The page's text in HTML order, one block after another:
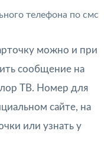
телефона по смс
можно и при
сообщение на
ТВ. Номер для
сайте, на
или узнать у